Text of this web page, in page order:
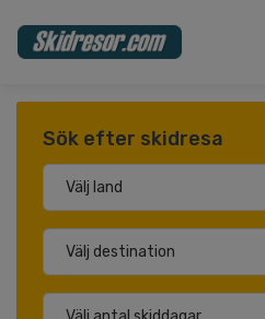
Sök efter skidresa